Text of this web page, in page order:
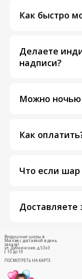
Как быстро
Делаете
надписи?
Можно ночью
Как
Что если шар
ул. Дубнинская, д.53к3
с 10 до 19
ПОСМОТРЕТЬ НА КАРТЕ
Воздушные шары в
Москве с доставкой в день
заказа!